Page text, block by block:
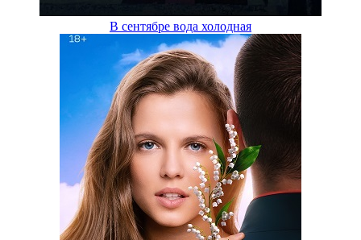
В сентябре вода холодная